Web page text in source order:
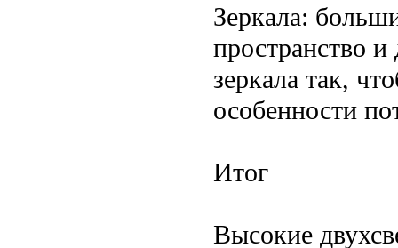
Зеркала:
пространство
зеркала так,
особенности
Итог
Высокие